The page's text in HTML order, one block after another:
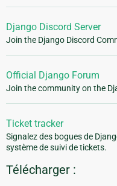
Django Discord Server
Join the Django Discord
Official Django Forum
Join the community on the
Ticket tracker
Signalez des bogues de
système de suivi de tickets.
Télécharger :